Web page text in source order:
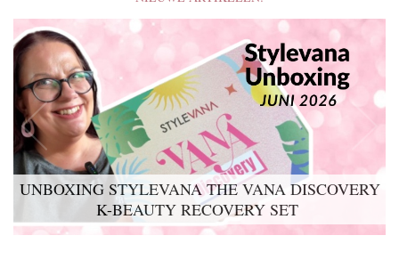
UNBOXING STYLEVANA THE VANA DISCOVERY
K-BEAUTY RECOVERY SET
LYKO LOVABLES THE BDAY KIT 2026 UNBOXING